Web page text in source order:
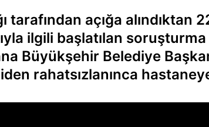
tarafından açığa alındıktan
ilgili başlatılan
Büyükşehir Belediye
rahatsızlanınca hastaneye